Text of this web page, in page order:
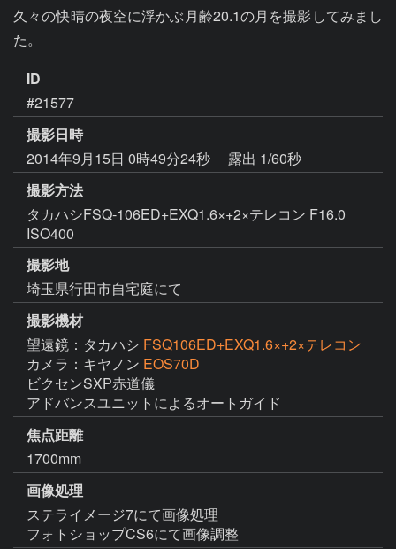
久々の快晴の夜空に浮かぶ月齢20.1の月を撮影してみまし
た。
ID
#21577
撮影日時
2014年9月15日 0時49分24秒
露出 1/60秒
撮影方法
タカハシFSQ-106ED+EXQ1.6×+2×テレコン F16.0
ISO400
撮影地
埼玉県行田市自宅庭にて
撮影機材
望遠鏡：タカハシ FSQ106ED+EXQ1.6×+2×テレコン
カメラ：キヤノン EOS70D
ビクセンSXP赤道儀
アドバンスユニットによるオートガイド
焦点距離
1700mm
画像処理
ステライメージ7にて画像処理
フォトショップCS6にて画像調整